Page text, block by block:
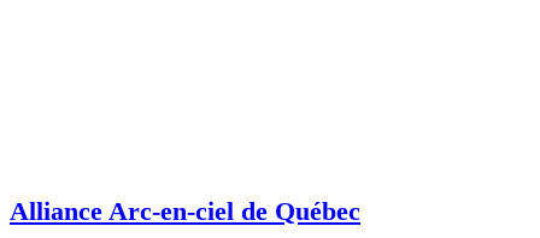
Alliance Arc-en-ciel de Québec